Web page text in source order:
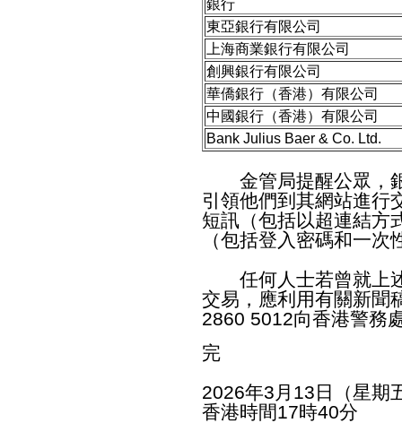
銀行
東亞銀行有限公司
上海商業銀行有限公司
創興銀行有限公司
華僑銀行（香港）有限公司
中國銀行（香港）有限公司
Bank Julius Baer & Co. Ltd.
金管局提醒公眾，銀
引領他們到其網站進行
短訊（包括以超連結方
（包括登入密碼和一次
任何人士若曾就上述
交易，應利用有關新聞
2860 5012向香港警務
完
2026年3月13日（星期
香港時間17時40分